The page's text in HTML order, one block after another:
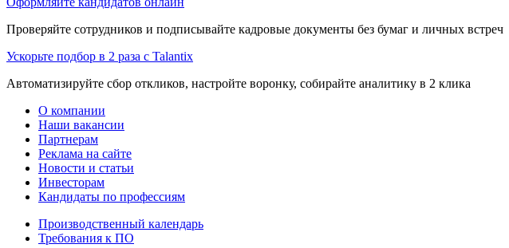
Проверяйте сотрудников и подписывайте кадровые документы без бумаг и личных встреч
Ускорьте подбор в 2 раза с Talantix
Автоматизируйте сбор откликов, настройте воронку, собирайте аналитику в 2 клика
О компании
Наши вакансии
Партнерам
Реклама на сайте
Новости и статьи
Инвесторам
Кандидаты по профессиям
Производственный календарь
Требования к ПО